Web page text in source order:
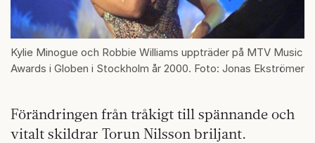
Kylie Minogue och Robbie Williams uppträder på MTV Music
Awards i Globen i Stockholm år 2000. Foto: Jonas Ekströmer
Förändringen från tråkigt till spännande och
vitalt skildrar Torun Nilsson briljant.